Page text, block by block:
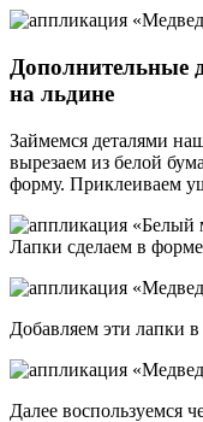
Дополнительные
на льдине
Займемся деталями
вырезаем из белой
форму. Приклеиваем
Лапки сделаем в
Добавляем эти лапки
Далее воспользуемся